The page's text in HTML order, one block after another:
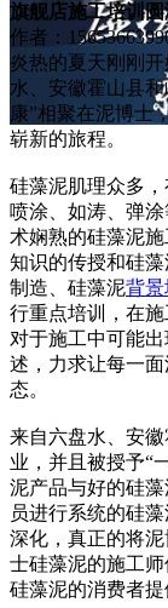
旗舰店施工培训
作者：
炎热的夏天刚刚
水、安徽霍山县
康”相聚在泥博士
崭新的旅程。
硅藻泥肌理众多，
喷涂、如涛、弹
术娴熟的硅藻泥
知识的传授和硅
制造、硅藻泥背景
行重点培训，在
对于施工中可能
述，力求让每一
态。
来自六盘水、安
业，并且被授予“
泥产品与好的硅
员进行系统的硅
深化，真正的将
士硅藻泥的施工
硅藻泥的消费者提